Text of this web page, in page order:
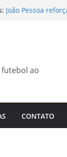
João Pessoa
Grupos de
ao
CONTATO